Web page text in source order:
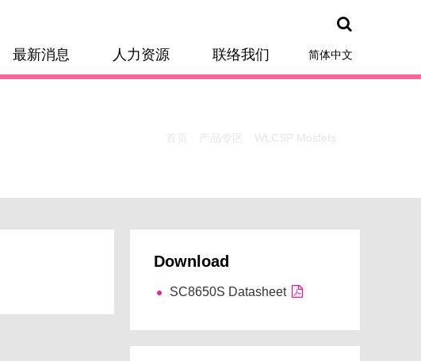
最新消息 人力资源 联络我们 简体中文
首页 产品专区 WLCSP Mosfets
Download
SC8650S Datasheet